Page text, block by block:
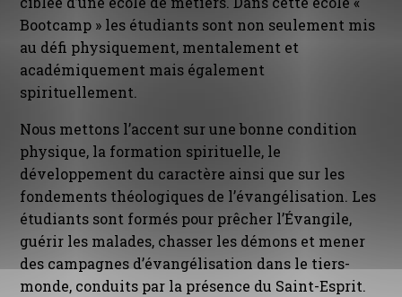
Bootcamp » les étudiants sont non seulement mis
au défi physiquement, mentalement et
académiquement mais également
spirituellement.
Nous mettons l’accent sur une bonne condition
physique, la formation spirituelle, le
développement du caractère ainsi que sur les
fondements théologiques de l’évangélisation. Les
étudiants sont formés pour prêcher l’Évangile,
guérir les malades, chasser les démons et mener
des campagnes d’évangélisation dans le tiers-
monde, conduits par la présence du Saint-Esprit.